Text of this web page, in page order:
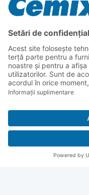
Instrucțiuni
Aflați mai multe
prelucrarea
Cerințe ale
Stratul suport
moderat